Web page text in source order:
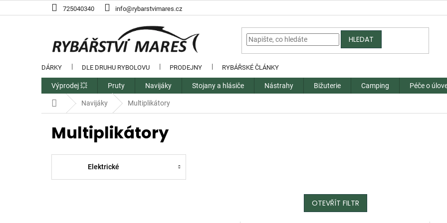
na
725040340 info@rybarstvimares.cz
DÁRKY DLE DRUHU RYBOLOVU PRODEJNY RYBÁŘSKÉ ČLÁNKY
HLEDAT
Výprodej 💥 Pruty Navijáky Stojany a hlásiče Nástrahy Bižuterie Camping Péče o
Domů Navijáky Multiplikátory
Multiplikátory
Elektrické
OTEVŘÍT FILTR